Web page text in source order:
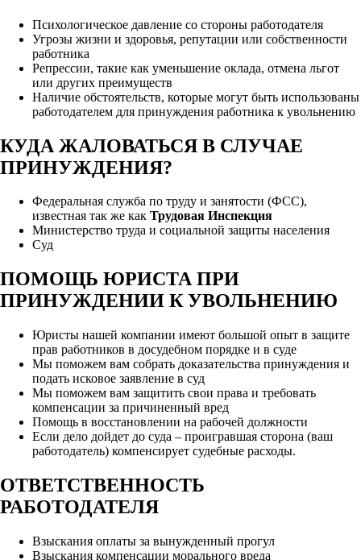
Психологическое давление со стороны работодателя
Угрозы жизни и здоровья, репутации или собственности
работника
Репрессии, такие как уменьшение оклада, отмена льгот
или других преимуществ
Наличие обстоятельств, которые могут быть использованы
работодателем для принуждения работника к увольнению
КУДА ЖАЛОВАТЬСЯ В СЛУЧАЕ
ПРИНУЖДЕНИЯ?
Федеральная служба по труду и занятости (ФСС),
известная так же как Трудовая Инспекция
Министерство труда и социальной защиты населения
Суд
ПОМОЩЬ ЮРИСТА ПРИ
ПРИНУЖДЕНИИ К УВОЛЬНЕНИЮ
Юристы нашей компании имеют большой опыт в защите
прав работников в досудебном порядке и в суде
Мы поможем вам собрать доказательства принуждения и
подать исковое заявление в суд
Мы поможем вам защитить свои права и требовать
компенсации за причиненный вред
Помощь в восстановлении на рабочей должности
Если дело дойдет до суда – проигравшая сторона (ваш
работодатель) компенсирует судебные расходы.
ОТВЕТСТВЕННОСТЬ
РАБОТОДАТЕЛЯ
Взыскания оплаты за вынужденный прогул
Взыскания компенсации морального вреда